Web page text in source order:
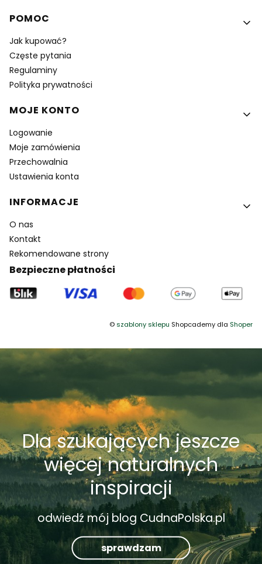
POMOC
Jak kupować?
Częste pytania
Regulaminy
Polityka prywatności
MOJE KONTO
Logowanie
Moje zamówienia
Przechowalnia
Ustawienia konta
INFORMACJE
O nas
Kontakt
Rekomendowane strony
Bezpieczne płatności
©szablony sklepu Shopcademy dla Shoper
Dla szukających jeszcze
więcej naturalnych
inspiracji
odwiedź mój blog CudnaPolska.pl
sprawdzam